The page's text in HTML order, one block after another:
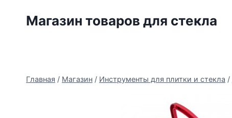
Магазин товаров для стекла
Главная / Магазин / Инструменты для плитки и стекла /